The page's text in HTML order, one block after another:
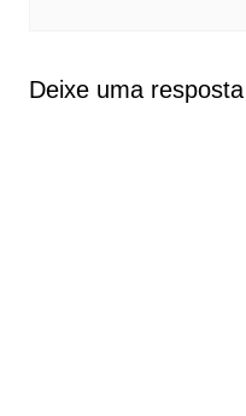
Deixe uma resposta